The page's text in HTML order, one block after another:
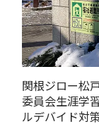
関根ジロー松
委員会生涯学
ルデバイド対